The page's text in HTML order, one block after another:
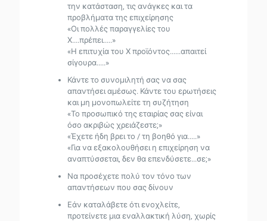
την κατάσταση, τις ανάγκες και τα
προβλήματα της επιχείρησης
«Οι πολλές παραγγελίες του
Χ....πρέπει.....»
«Η επιτυχία του Χ προϊόντος......απαιτεί
σίγουρα.....»
Κάντε το συνομιλητή σας να σας
απαντήσει αμέσως. Κάντε του ερωτήσεις
και μη μονοπωλείτε τη συζήτηση
«Το προσωπικό της εταιρίας σας είναι
όσο ακριβώς χρειάζεστε;»
«Έχετε ήδη βρει το / τη βοηθό για.....»
«Για να εξακολουθήσει η επιχείρηση να
αναπτύσσεται, δεν θα επενδύσετε...σε;»
Να προσέχετε πολύ τον τόνο των
απαντήσεων που σας δίνουν
Εάν καταλάβετε ότι ενοχλείτε,
προτείνετε μια εναλλακτική λύση, χωρίς